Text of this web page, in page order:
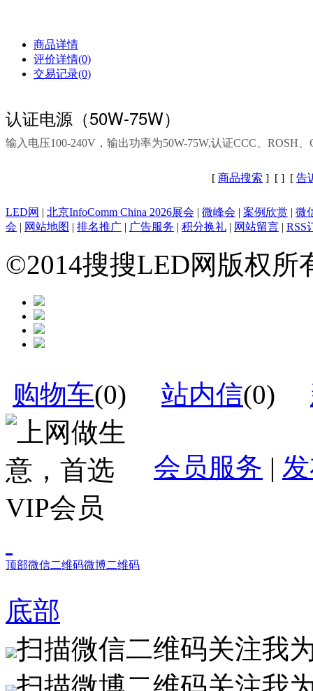
商品详情
评价详情(0)
交易记录(0)
认证电源（50W-75W）
输入电压100-240V，输出功率为50W-75W,认证CCC、ROSH
[ 商品搜索 ] [ ] [ 告
LED网 北京InfoComm China 2026展会 微峰会 案例欣赏
微
会
网站地图 排名推广 广告服务 积分换礼 网站留言 RSS
©2014搜搜LED网版权
购物车(0) 站内信(0)
会员服务 |
顶部微信二维码微博二维码
底部
扫描微信二维码关注我